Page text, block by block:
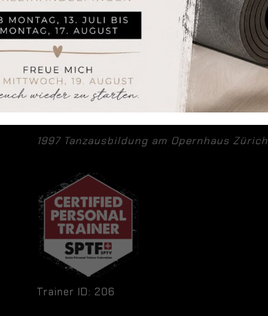
2019 Dipl. LES MILLS BARRE Instruktor
2016 Dipl. STREETWORKOUT Instruktor
2016 Dipl. LES MILLS GRIT Instruktor
2015 Dipl. Personal Trainer
2015 Dipl. BOOTCAMP Instruktor
2013 Dipl. CXWORX-Instruktor
2012 Dipl. BODYPUMP-Instruktor
2012 Dipl. Groupfitnessinstruktor
1997 Tanzausbildung am Opernhaus Zürich
Trainer ID: 206